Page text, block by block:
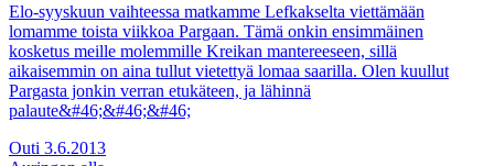
Elo-syyskuun vaihteessa matkamme Lefkakselta viettämään
lomamme toista viikkoa Pargaan. Tämä onkin ensimmäinen
kosketus meille molemmille Kreikan mantereeseen, sillä
aikaisemmin on aina tullut vietettyä lomaa saarilla. Olen kuullut
Pargasta jonkin verran etukäteen, ja lähinnä
palaute&#46;&#46;&#46;
Outi 3.6.2013